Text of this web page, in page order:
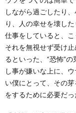
しながら過ごしたり
り、人の幸せを壊し
仕事をしていると、こ
それを無視せず受け
るといった、“恐怖”
し事が嫌いな上に、
い僕にとって、その
をするために必要だっ